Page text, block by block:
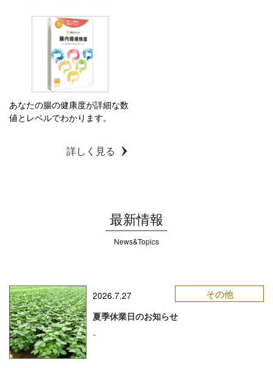
あなたの腸の健康度が詳細な数
値とレベルでわかります。
詳しく見る
最新情報
News&Topics
2026.7.27 その他
夏季休業日のお知らせ
-